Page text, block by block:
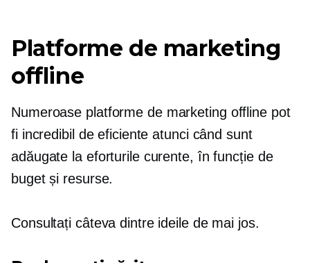
Platforme de marketing
offline
Numeroase platforme de marketing offline pot
fi incredibil de eficiente atunci când sunt
adăugate la eforturile curente, în funcție de
buget și resurse.
Consultați câteva dintre ideile de mai jos.